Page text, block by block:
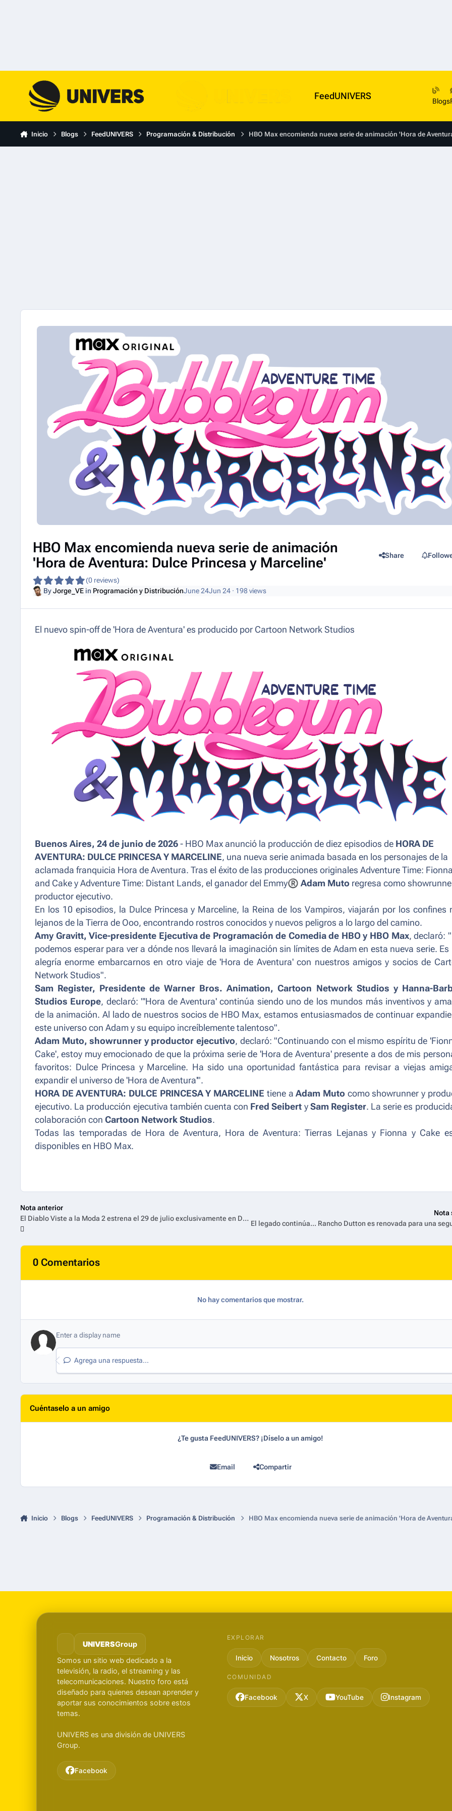
FeedUNIVERS Blogs
Inicio Blogs FeedUNIVERS Programación & Distribución HBO Max encomienda nueva serie de animación 'Hora de
HBO Max encomienda nueva serie de animación
'Hora de Aventura: Dulce Princesa y Marceline'
(0 reviews)
Share
ByJorge_VEin Programación y DistribuciónJune 24Jun 24· 198 views
El nuevo spin-off de 'Hora de Aventura' es producido por Cartoon Network Studios
Buenos Aires, 24 de junio de 2026 - HBO Max anunció la producción de diez episodios de HORA DE
AVENTURA: DULCE PRINCESA Y MARCELINE, una nueva serie animada basada en los personajes de la
aclamada franquicia Hora de Aventura. Tras el éxito de las producciones originales Adventure Time:
and Cake y Adventure Time: Distant Lands, el ganador del Emmy® Adam Muto regresa como
productor ejecutivo.
En los 10 episodios, la Dulce Princesa y Marceline, la Reina de los Vampiros, viajarán por los confines
lejanos de la Tierra de Ooo, encontrando rostros conocidos y nuevos peligros a lo largo del camino.
Amy Gravitt, Vice-presidente Ejecutiva de Programación de Comedia de HBO y HBO Max, declaró:
podemos esperar para ver a dónde nos llevará la imaginación sin límites de Adam en esta nueva serie. Es
alegría enorme embarcarnos en otro viaje de 'Hora de Aventura' con nuestros amigos y socios de
Network Studios".
Sam Register, Presidente de Warner Bros. Animation, Cartoon Network Studios y Hanna-
Studios Europe, declaró: "'Hora de Aventura' continúa siendo uno de los mundos más inventivos y
de la animación. Al lado de nuestros socios de HBO Max, estamos entusiasmados de continuar
este universo con Adam y su equipo increíblemente talentoso".
Adam Muto, showrunner y productor ejecutivo, declaró: "Continuando con el mismo espíritu de
Cake', estoy muy emocionado de que la próxima serie de 'Hora de Aventura' presente a dos de mis
favoritos: Dulce Princesa y Marceline. Ha sido una oportunidad fantástica para revisar a viejas
expandir el universo de 'Hora de Aventura'".
HORA DE AVENTURA: DULCE PRINCESA Y MARCELINE tiene aAdam Mutocomo showrunner y
ejecutivo. La producción ejecutiva también cuenta con Fred Seibert y Sam Register. La serie es
colaboración con Cartoon Network Studios.
Todas las temporadas de Hora de Aventura, Hora de Aventura: Tierras Lejanas y Fionna y Cake
disponibles en HBO Max.
Nota anterior
El Diablo Viste a la Moda 2 estrena el 29 de julio exclusivamente en Disney+
Nota
0 Comentarios
No hay comentarios que mostrar.
Agrega una respuesta...
Cuéntaselo a un amigo
¿Te gusta FeedUNIVERS? ¡Díselo a un amigo!
Email Compartir
Inicio Blogs FeedUNIVERS Programación & Distribución HBO Max encomienda nueva serie de animación 'Hora de
UNIVERSGroup
Somos un sitio web dedicado a la
televisión, la radio, el streaming y las
telecomunicaciones. Nuestro foro está
diseñado para quienes desean aprender y
aportar sus conocimientos sobre estos
temas.
UNIVERS es una división de UNIVERS
Group.
Facebook
EXPLORAR
Inicio Nosotros Contacto Foro
COMUNIDAD
Facebook X YouTube Instagram